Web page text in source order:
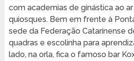
com academias de ginástica ao
quiosques. Bem em frente à
sede da Federação Catarinense
quadras e escolinha para
lado, na orla, fica o famoso bar